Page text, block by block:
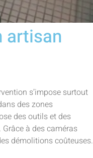
artisan
s’impose surtout
des zones
des outils et des
à des caméras
démolitions coûteuses.